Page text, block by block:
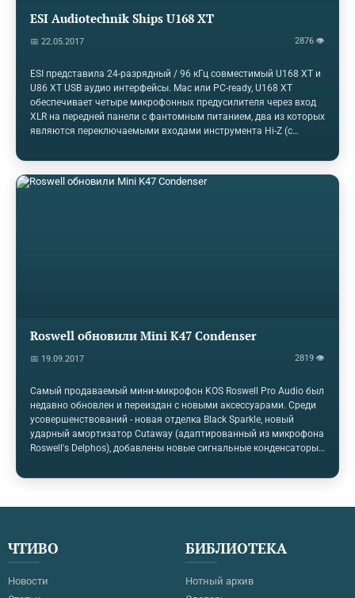
ESI Audiotechnik Ships U168 XT
📅 22.05.2017 2876 👁
ESI представила 24-разрядный / 96 кГц совместимый U168 XT и
U86 XT USB аудио интерфейсы. Mac или PC-ready, U168 XT
обеспечивает четыре микрофонных предусилителя через вход
XLR на передней панели с фантомным питанием, два из которых
являются переключаемыми входами инструмента Hi-Z (с
восемь линейных выходов через TRS, все на задней панели;
Ввод / вывод S / PDIF через разъемы RCA; Два выхода для
наушников с индивидуальной регулировкой громкости. Выходы
Roswell обновили Mini K47 Condenser
📅 19.09.2017 2819 👁
Самый продаваемый мини-микрофон KOS Roswell Pro Audio был
недавно обновлен и переиздан с новыми аксессуарами. Среди
усовершенствований - новая отделка Black Sparkle, новый
ударный амортизатор Cutaway (адаптированный из микрофона
Roswell's Delphos), добавлены новые сигнальные конденсаторы
Таким образом, Mini K47 «обеспечивает более плавный звук и
сбалансированный тон и качество», - говорится в рекламных
вышеупомянутыми компонентами в алюминиевом
корпусе.Цена на Mini K47…
ЧТИВО
Новости
БИБЛИОТЕКА
Нотный архив